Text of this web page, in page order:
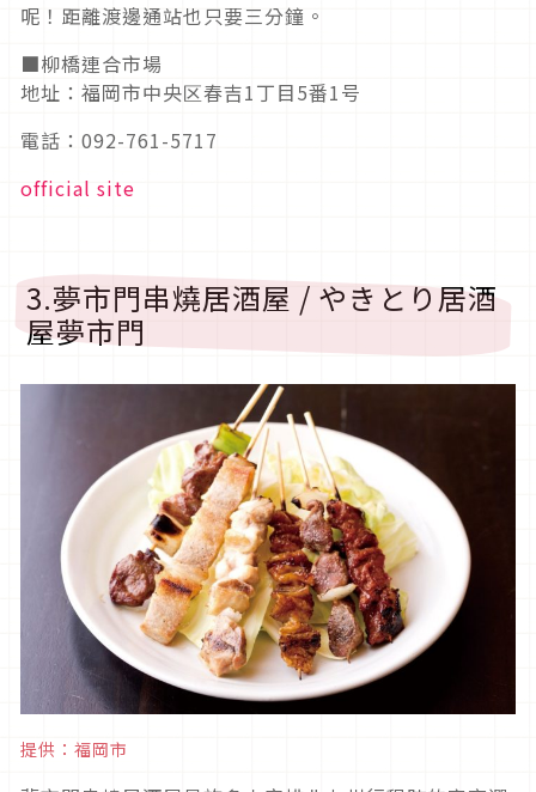
呢！距離渡邊通站也只要三分鐘。
■柳橋連合市場
地址：福岡市中央区春吉1丁目5番1号
電話：092-761-5717
official site
3.夢市門串燒居酒屋 / やきとり居酒
屋夢市門
提供：福岡市